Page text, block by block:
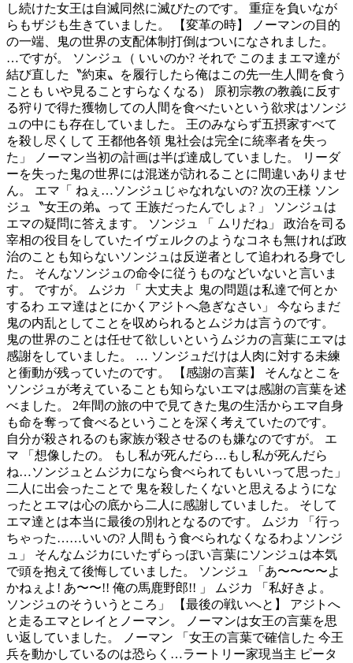
し続けた女王は自滅同然に滅びたのです。 重症を負いなが
らもザジも生きていました。 【変革の時】 ノーマンの目的
の一端、鬼の世界の支配体制打倒はついになされました。
…ですが。 ソンジュ（ いいのか? それで このままエマ達が
結び直した〝約束〟を履行したら俺はこの先一生人間を食う
ことも いや見ることすらなくなる） 原初宗教の教義に反す
る狩りで得た獲物しての人間を食べたいという欲求はソンジ
ュの中にも存在していました。 王のみならず五摂家すべて
を殺し尽くして 王都他各領 鬼社会は完全に統率者を失っ
た」 ノーマン当初の計画は半ば達成していました。 リーダ
ーを失った鬼の世界には混迷が訪れることに間違いありませ
ん。 エマ「 ねぇ…ソンジュじゃなれないの? 次の王様 ソン
ジュ〝女王の弟〟って 王族だったんでしょ? 」 ソンジュは
エマの疑問に答えます。 ソンジュ 「 ムリだね」 政治を司る
宰相の役目をしていたイヴェルクのようなコネも無ければ政
治のことも知らないソンジュは反逆者として追われる身でし
た。 そんなソンジュの命令に従うものなどいないと言いま
す。 ですが。 ムジカ 「 大丈夫よ 鬼の問題は私達で何とか
するわ エマ達はとにかくアジトへ急ぎなさい」 今ならまだ
鬼の内乱としてことを収められるとムジカは言うのです。
鬼の世界のことは任せて欲しいというムジカの言葉にエマは
感謝をしていました。 … ソンジュだけは人肉に対する未練
と衝動が残っていたのです。 【感謝の言葉】 そんなとこを
ソンジュが考えていることも知らないエマは感謝の言葉を述
べました。 2年間の旅の中で見てきた鬼の生活からエマ自身
も命を奪って食べるということを深く考えていたのです。
自分が殺されるのも家族が殺させるのも嫌なのですが。 エ
マ 「想像したの。 もし私が死んだら…もし私が死んだら
ね…ソンジュとムジカになら食べられてもいいって思った」
二人に出会ったことで 鬼を殺したくないと思えるようにな
ったとエマは心の底から二人に感謝していました。 そして
エマ達とは本当に最後の別れとなるのです。 ムジカ 「行っ
ちゃった……いいの? 人間もう食べられなくなるわよソンジ
ュ」 そんなムジカにいたずらっぽい言葉にソンジュは本気
で頭を抱えて後悔していました。 ソンジュ 「あ〜〜〜〜よ
かねぇよ! あ〜〜!! 俺の馬鹿野郎!! 」 ムジカ 「私好きよ。
ソンジュのそういうところ」 【最後の戦いへと】 アジトへ
と走るエマとレイとノーマン。 ノーマンは女王の言葉を思
い返していました。 ノーマン 「女王の言葉で確信した 今王
兵を動かしているのは恐らく…ラートリー家現当主 ピータ